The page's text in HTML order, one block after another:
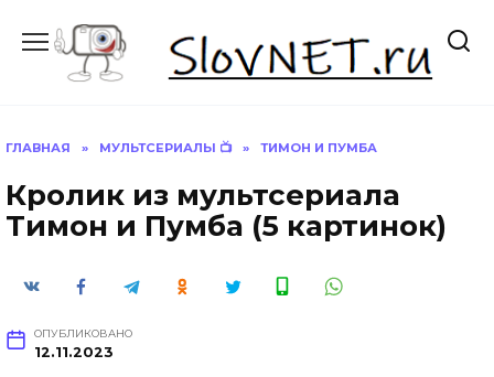
содержанию
ГЛАВНАЯ » МУЛЬТСЕРИАЛЫ 📺 » ТИМОН И ПУМБА
Кролик из мультсериала
Тимон и Пумба (5 картинок)
ОПУБЛИКОВАНО
12.11.2023